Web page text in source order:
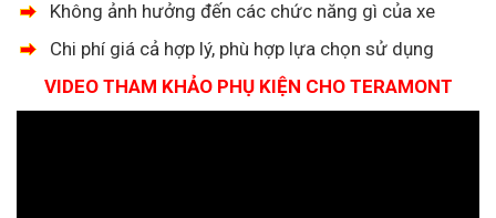
Không ảnh hưởng đến các chức năng gì của xe
Chi phí giá cả hợp lý, phù hợp lựa chọn sử dụng
VIDEO THAM KHẢO PHỤ KIỆN CHO TERAMONT